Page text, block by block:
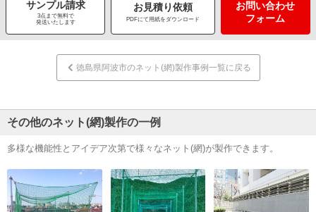
サンプル請求
3点まで無料で
発送いたします
お見積り依頼
PDFにて用紙をダウンロード
お問い合わせ
フォーム
徳島県阿波市のネット(網)製作事例一覧に戻る
その他のネット(網)製作の一例
多様な機能性とアイデア次第で様々なネット(網)が製作できます。